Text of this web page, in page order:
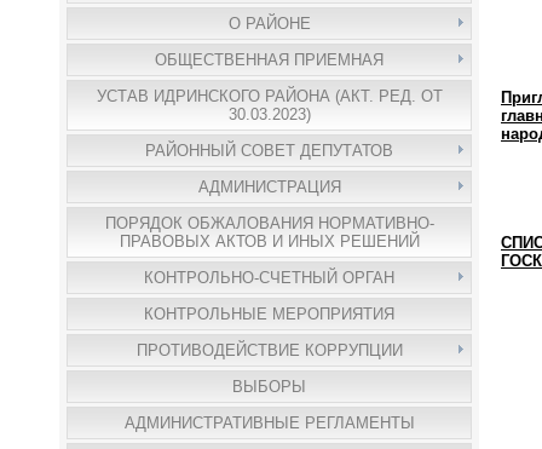
О РАЙОНЕ
ОБЩЕСТВЕННАЯ ПРИЕМНАЯ
УСТАВ ИДРИНСКОГО РАЙОНА (АКТ. РЕД. ОТ
30.03.2023)
РАЙОННЫЙ СОВЕТ ДЕПУТАТОВ
АДМИНИСТРАЦИЯ
ПОРЯДОК ОБЖАЛОВАНИЯ НОРМАТИВНО-
ПРАВОВЫХ АКТОВ И ИНЫХ РЕШЕНИЙ
КОНТРОЛЬНО-СЧЕТНЫЙ ОРГАН
КОНТРОЛЬНЫЕ МЕРОПРИЯТИЯ
ПРОТИВОДЕЙСТВИЕ КОРРУПЦИИ
ВЫБОРЫ
АДМИНИСТРАТИВНЫЕ РЕГЛАМЕНТЫ